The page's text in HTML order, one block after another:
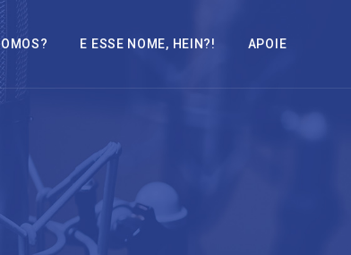
E ESSE NOME, HEIN?! APOIE